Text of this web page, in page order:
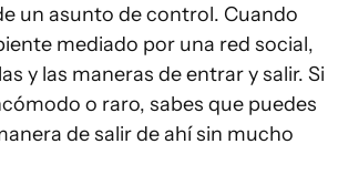
un asunto de control. Cuando
mediado por una red social,
y las maneras de entrar y salir. Si
o raro, sabes que puedes
de salir de ahí sin mucho